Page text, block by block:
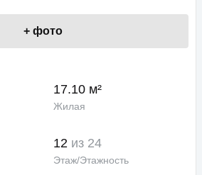
+ фото
17.10 м²
Жилая
12 из 24
Этаж/Этажность